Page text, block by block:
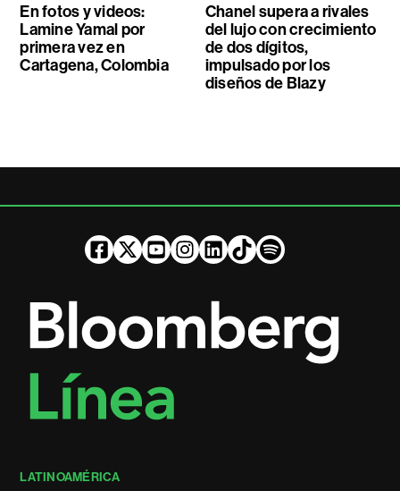
En fotos y videos:
Lamine Yamal por
primera vez en
Cartagena, Colombia
Chanel supera a rivales
del lujo con crecimiento
de dos dígitos,
impulsado por los
diseños de Blazy
LATINOAMÉRICA